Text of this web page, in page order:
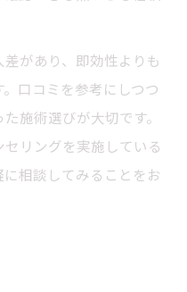
があり、即効性よりも
口コミを参考にしつつ
施術選びが大切です。
リングを実施している
相談してみることをお